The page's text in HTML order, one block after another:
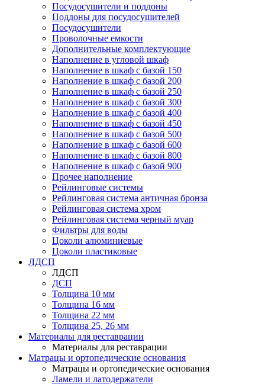
Посудосушители и поддоны
Поддоны для посудосушителей
Посудосушители
Проволочные емкости
Дополнительные комплектующие
Наполнение в угловой шкаф
Наполнение в шкаф с базой 150
Наполнение в шкаф с базой 200
Наполнение в шкаф с базой 250
Наполнение в шкаф с базой 300
Наполнение в шкаф с базой 400
Наполнение в шкаф с базой 450
Наполнение в шкаф с базой 500
Наполнение в шкаф с базой 600
Наполнение в шкаф с базой 800
Наполнение в шкаф с базой 900
Прочее наполнение
Рейлинговые системы
Рейлинговая система античная бронза
Рейлинговая система хром
Рейлинговая система черный муар
Фильтры для воды
Цоколи алюминиевые
Цоколи пластиковые
ЛДСП
ЛДСП
ДСП
Толщина 10 мм
Толщина 16 мм
Толщина 22 мм
Толщина 25, 26 мм
Материалы для реставрации
Материалы для реставрации
Матрацы и ортопедические основания
Матрацы и ортопедические основания
Ламели и латодержатели